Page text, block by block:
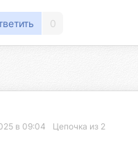
0
в 09:04 Цепочка из 2